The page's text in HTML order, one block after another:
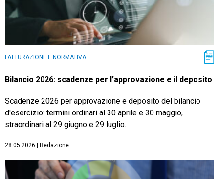
FATTURAZIONE E NORMATIVA
Bilancio 2026: scadenze per l’approvazione e il deposito
Scadenze 2026 per approvazione e deposito del bilancio
d'esercizio: termini ordinari al 30 aprile e 30 maggio,
straordinari al 29 giugno e 29 luglio.
28.05.2026 Redazione